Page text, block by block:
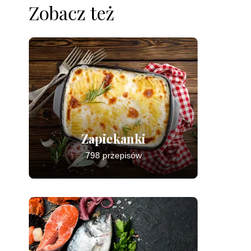
Zobacz też
Zapiekanki
798 przepisów